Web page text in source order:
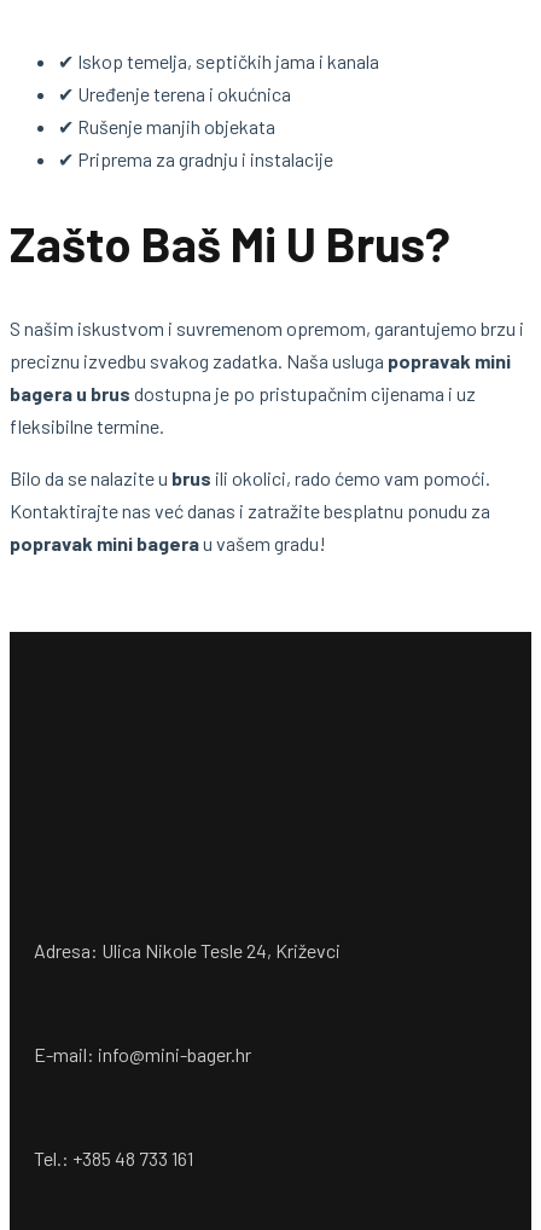
✔ Iskop temelja, septičkih jama i kanala
✔ Uređenje terena i okućnica
✔ Rušenje manjih objekata
✔ Priprema za gradnju i instalacije
Zašto Baš Mi U Brus?
S našim iskustvom i suvremenom opremom, garantujemo brzu i
preciznu izvedbu svakog zadatka. Naša usluga popravak mini
bagera u brus dostupna je po pristupačnim cijenama i uz
fleksibilne termine.
Bilo da se nalazite u brus ili okolici, rado ćemo vam pomoći.
Kontaktirajte nas već danas i zatražite besplatnu ponudu za
popravak mini bagerau vašem gradu!
Adresa: Ulica Nikole Tesle 24, Križevci
E-mail: info@mini-bager.hr
Tel.: +385 48 733 161